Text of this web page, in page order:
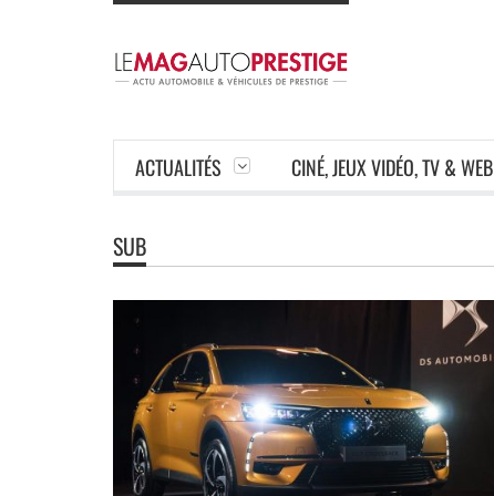
ACTUALITÉS CINÉ, JEUX VIDÉO, TV & WEB
SUB